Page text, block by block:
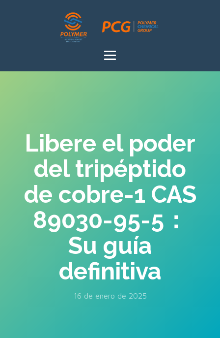
Libere el poder
del tripéptido
de cobre-1 CAS
89030-95-5：
Su guía
definitiva
16 de enero de 2025